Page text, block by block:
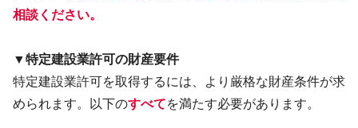
相談ください。
▼特定建設業許可の財産要件
特定建設業許可を取得するには、より厳格な財産条件が求
められます。以下のすべてを満たす必要があります。